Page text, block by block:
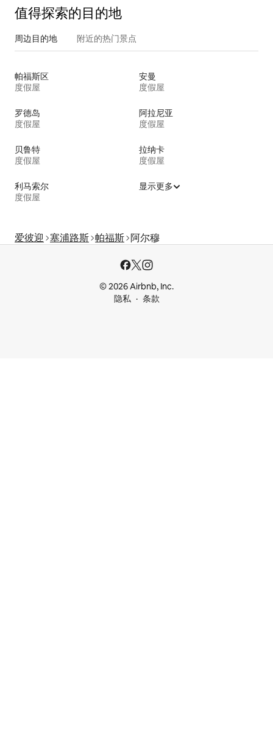
值得探索的目的地
周边目的地 附近的热门景点
帕福斯区
度假屋
安曼
度假屋
罗德岛
度假屋
阿拉尼亚
度假屋
贝鲁特
度假屋
拉纳卡
度假屋
利马索尔
度假屋
显示更多
爱彼迎 塞浦路斯 帕福斯 阿尔穆
© 2026 Airbnb, Inc.
隐私
条款